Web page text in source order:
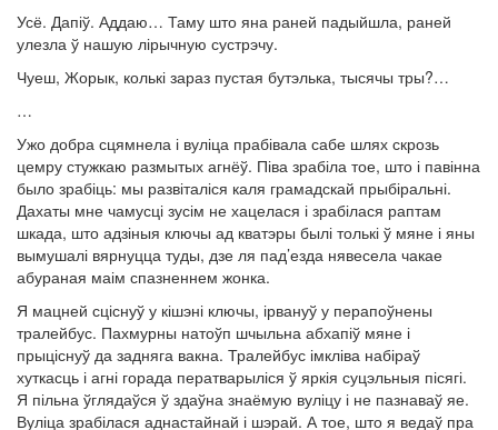
Усё. Дапіў. Аддаю… Таму што яна раней падыйшла, раней
улезла ў нашую лірычную сустрэчу.
Чуеш, Жорык, колькі зараз пустая бутэлька, тысячы тры?…
…
Ужо добра сцямнела і вуліца прабівала сабе шлях скрозь
цемру стужкаю размытых агнёў. Піва зрабіла тое, што і павінна
было зрабіць: мы развіталіся каля грамадскай прыбіральні.
Дахаты мне чамусці зусім не хацелася і зрабілася раптам
шкада, што адзіныя ключы ад кватэры былі толькі ў мяне і яны
вымушалі вярнуцца туды, дзе ля пад’езда нявесела чакае
абураная маім спазненнем жонка.
Я мацней сціснуў у кішэні ключы, ірвануў у перапоўнены
тралейбус. Пахмурны натоўп шчыльна абхапіў мяне і
прыціснуў да задняга вакна. Тралейбус імкліва набіраў
хуткасць і агні горада ператварыліся ў яркія суцэльныя пісягі.
Я пільна ўглядаўся ў здаўна знаёмую вуліцу і не пазнаваў яе.
Вуліца зрабілася аднастайнай і шэрай. А тое, што я ведаў пра